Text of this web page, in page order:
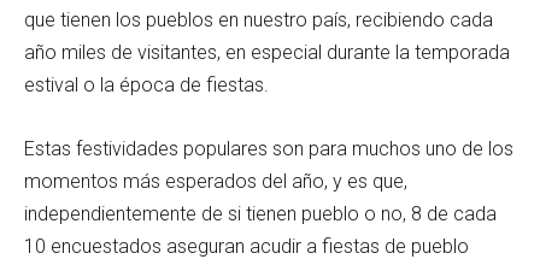
que tienen los pueblos en nuestro país, recibiendo cada
año miles de visitantes, en especial durante la temporada
estival o la época de fiestas.
Estas festividades populares son para muchos uno de los
momentos más esperados del año, y es que,
independientemente de si tienen pueblo o no, 8 de cada
10 encuestados aseguran acudir a fiestas de pueblo